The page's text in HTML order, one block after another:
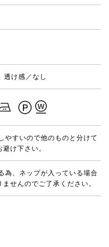
透け感／なし
やすいので他のものと分けて
け下さい。
為、ネップが入っている場合
せんのでご了承ください。